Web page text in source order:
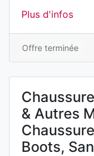
Plus d'infos
Offre terminée
& Autres
Boots,